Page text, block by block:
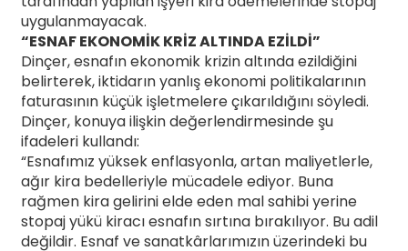
uygulanmayacak.
“ESNAF EKONOMİK KRİZ ALTINDA EZİLDİ”
Dinçer, esnafın ekonomik krizin altında ezildiğini
belirterek, iktidarın yanlış ekonomi politikalarının
faturasının küçük işletmelere çıkarıldığını söyledi.
Dinçer, konuya ilişkin değerlendirmesinde şu
ifadeleri kullandı:
“Esnafımız yüksek enflasyonla, artan maliyetlerle,
ağır kira bedelleriyle mücadele ediyor. Buna
rağmen kira gelirini elde eden mal sahibi yerine
stopaj yükü kiracı esnafın sırtına bırakılıyor. Bu adil
değildir. Esnaf ve sanatkârlarımızın üzerindeki bu